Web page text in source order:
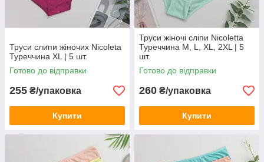
Труси слипи жіночих Nicoleta
Туреччина XL | 5 шт.
Готово до відправки
255 ₴/упаковка
Купити
Труси жіночі сліпи Nicoletta
Туреччина M, L, XL, 2XL | 5
шт.
Готово до відправки
260 ₴/упаковка
Купити